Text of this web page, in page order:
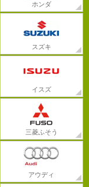
ホンダ
スズキ
イスズ
三菱ふそう
アウディ